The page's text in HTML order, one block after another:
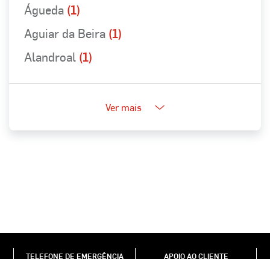
Ver mais
Águeda (1)
Aguiar da Beira (1)
Alandroal (1)
TELEFONE DE EMERGÊNCIA APOIO AO CLIENTE